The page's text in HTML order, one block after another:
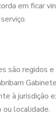
em ficar
são regidos
à jurisdição
localidade.